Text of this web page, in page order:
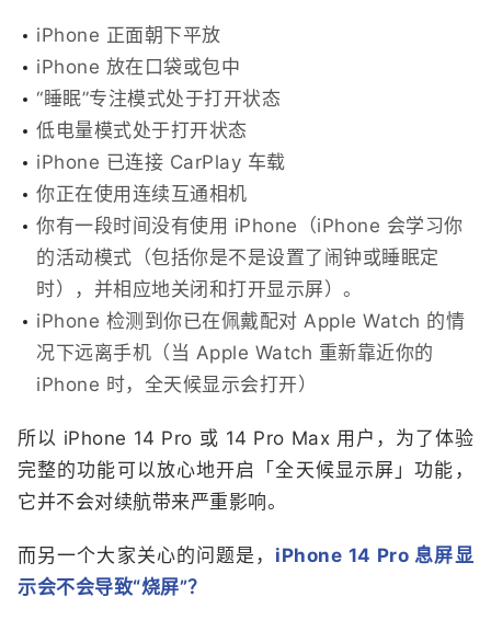
iPhone 正面朝下平放
iPhone 放在口袋或包中
“睡眠”专注模式处于打开状态
低电量模式处于打开状态
iPhone 已连接 CarPlay 车载
你正在使用连续互通相机
你有一段时间没有使用 iPhone（iPhone 会学习你
的活动模式（包括你是不是设置了闹钟或睡眠定
时），并相应地关闭和打开显示屏）。
iPhone 检测到你已在佩戴配对 Apple Watch 的情
况下远离手机（当 Apple Watch 重新靠近你的
iPhone 时，全天候显示会打开）
所以 iPhone 14 Pro 或 14 Pro Max 用户，为了体验
完整的功能可以放心地开启「全天候显示屏」功能，
它并不会对续航带来严重影响。
而另一个大家关心的问题是， iPhone 14 Pro 息屏显
示会不会导致“烧屏”？